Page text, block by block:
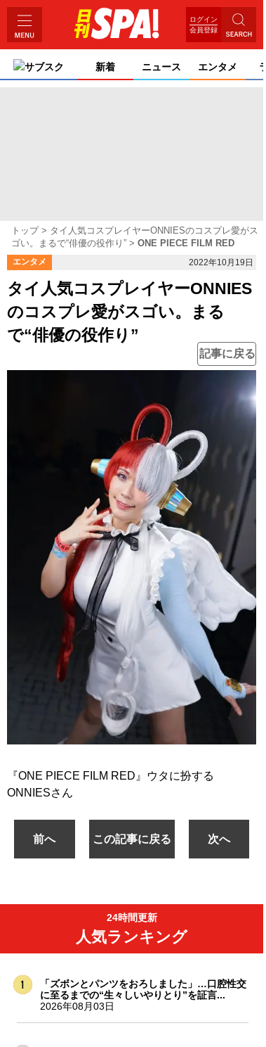
ログイン
会員登録
サブスク 新着 ニュース エンタメ
トップ
タイ人気コスプレイヤーONNIESのコスプレ愛がス
ゴい。まるで“俳優の役作り”
ONE PIECE FILM RED
エンタメ 2022年10月19日
タイ人気コスプレイヤーONNIES
のコスプレ愛がスゴい。まる
で“俳優の役作り”
記事に戻る
『ONE PIECE FILM RED』ウタに扮する
ONNIESさん
前へ この記事に戻る 次へ
24時間更新
人気ランキング
「ズボンとパンツをおろしました」…口腔性交
に至るまでの“生々しいやりとり”を証言...
2026年08月03日